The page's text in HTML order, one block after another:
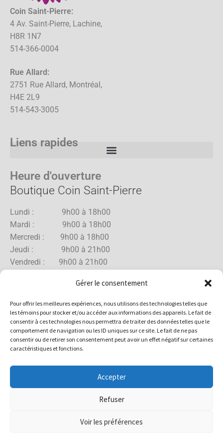
Gérer le consentement
Pour offrir les meilleures expériences, nous utilisons des technologies telles que
les témoins pour stocker et/ou accéder aux informations des appareils. Le fait de
consentir à ces technologies nous permettra de traiter des données telles que le
comportement de navigation ou les ID uniques sur ce site. Le fait de ne pas
consentir ou de retirer son consentement peut avoir un effet négatif sur certaines
caractéristiques et fonctions.
Accepter
Refuser
Voir les préférences
Coin Saint-Pierre:
4 Av. Saint-Pierre, Lachine,
H8R 1N7
514-366-0004
Rue Allard:
2751 Rue Allard, Montréal,
H4E 2L9
514-543-3005
Liens rapides
Heure d'ouverture
Boutique Coin Saint-Pierre
Lundi : 9h00 à 18h00
Mardi : 9h00 à 18h00
Mercredi : 9h00 à 18h00
Jeudi : 9h00 à 21h00
Vendredi : 9h00 à 21h00
Dimanche : 10h00 à 17h00
Boutique Rue Allard
Mardi : 10h00 à 18h00
Mercredi : 10h00 à 18h00
Samedi : 10h00 à 17h00